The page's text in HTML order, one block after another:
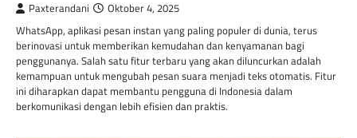
Paxterandani Oktober 4, 2025
WhatsApp, aplikasi pesan instan yang paling populer di dunia, terus
berinovasi untuk memberikan kemudahan dan kenyamanan bagi
penggunanya. Salah satu fitur terbaru yang akan diluncurkan adalah
kemampuan untuk mengubah pesan suara menjadi teks otomatis. Fitur
ini diharapkan dapat membantu pengguna di Indonesia dalam
berkomunikasi dengan lebih efisien dan praktis.